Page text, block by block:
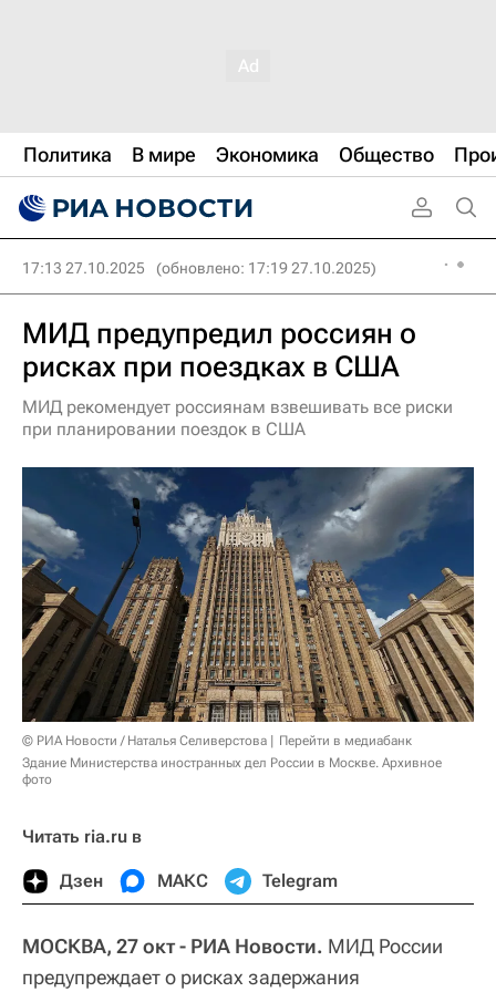
Политика В мире Экономика Общество
17:13 27.10.2025 (обновлено: 17:19 27.10.2025)
МИД предупредил россиян о
рисках при поездках в США
МИД рекомендует россиянам взвешивать все риски
при планировании поездок в США
© РИА Новости / Наталья Селиверстова
Перейти в медиабанк
Здание Министерства иностранных дел России в Москве. Архивное
фото
Читать ria.ru в
Дзен МАКС Telegram
МОСКВА, 27 окт - РИА Новости. МИД России
предупреждает о рисках задержания